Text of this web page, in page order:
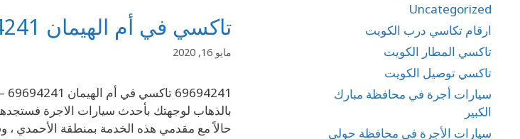
تاكسي في أم الهيمان 69694241- تاكسي علي صباح السالم
مايو 16, 2020
حالاً مع مقدمي هذه الخدمة بمنطقة الأحمدي
Uncategorized
ارقام تكاسي درب الكويت
تاكسي المطار الكويت
تاكسي توصيل الكويت
سيارات أجرة في محافظة مبارك
الكبير
سيارات الأجرة في محافظة حولي